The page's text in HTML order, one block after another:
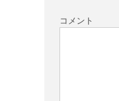
コメント